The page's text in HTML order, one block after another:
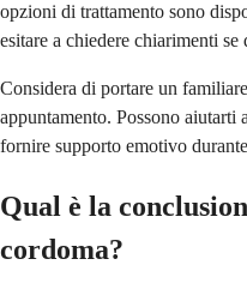
opzioni di trattamento sono
esitare a chiedere chiarimenti se
Considera di portare un
appuntamento. Possono
fornire supporto emotivo
Qual è la
cordoma?